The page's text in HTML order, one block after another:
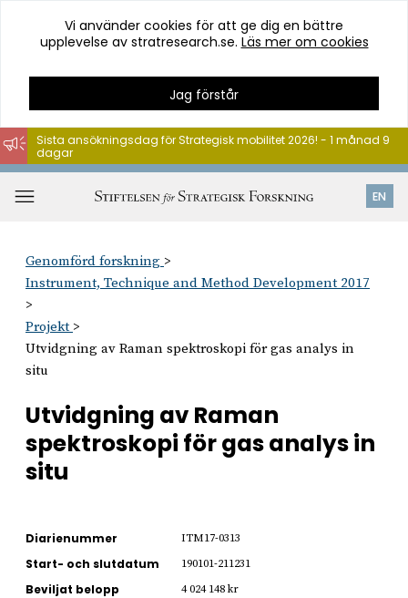
Hoppa
till
innehåll
Vi använder cookies för att ge dig en bättre
upplevelse av stratresearch.se. Läs mer om cookies
Jag förstår
EN
Sista ansökningsdag för Strategisk mobilitet 2026! - 1 månad 9
dagar
Genomförd forskning
Instrument, Technique and Method Development 2017
Projekt
Utvidgning av Raman spektroskopi för gas analys in
situ
Utvidgning av Raman
spektroskopi för gas analys in
situ
Diarienummer ITM17-0313
Start- och slutdatum 190101-211231
Beviljat belopp 4 024 148 kr